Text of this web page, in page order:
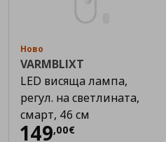
Ново
VARMBLIXT
LED висяща лампа,
регул. на светлината,
смарт, 46 см
149,00€
Цена